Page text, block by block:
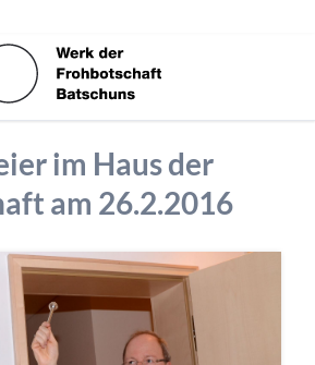
im Haus der
am 26.2.2016